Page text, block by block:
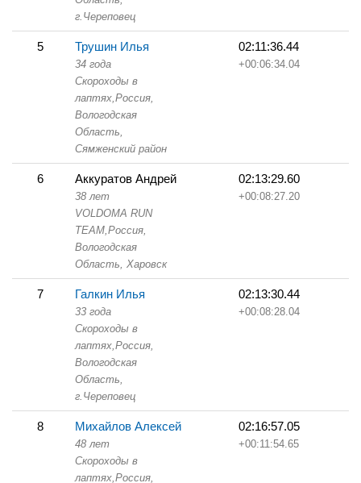
г.Череповец
5 Трушин Илья
34 года
Скороходы в
лаптях,Россия,
Вологодская
Область,
Сямженский район
02:11:36.44
+00:06:34.04
6 Аккуратов Андрей
38 лет
VOLDOMA RUN
TEAM,Россия,
Вологодская
Область, Харовск
02:13:29.60
+00:08:27.20
7 Галкин Илья
33 года
Скороходы в
лаптях,Россия,
Вологодская
Область,
г.Череповец
02:13:30.44
+00:08:28.04
8 Михайлов Алексей
48 лет
Скороходы в
лаптях,Россия,
02:16:57.05
+00:11:54.65